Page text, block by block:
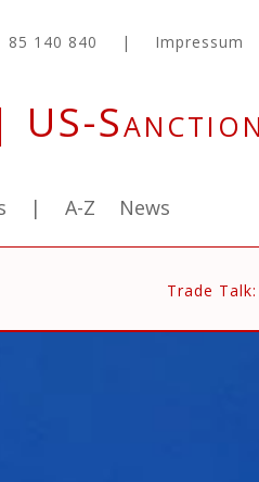
85 140 840 | Impressum
| A-Z News
Trade